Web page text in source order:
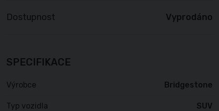
Dostupnost Vyprodáno
SPECIFIKACE
Výrobce Bridgestone
Typ vozidla SUV